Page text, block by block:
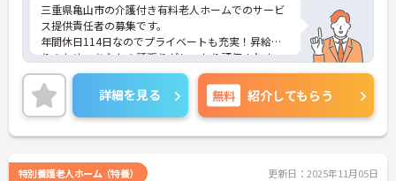
三重県亀山市の介護付き有料老人ホームでのサービ
ス提供責任者の募集です。
年間休日114日なのでプライベートも充実！昇給あ
りのため、あなたの頑張りがしっかり評価されま
す。
ご興味のある方は、面接のポイントをお伝えします
のでお気軽にお問い合せください。
詳細を見る 無料 紹介してもらう
特別養護老人ホーム（特養） 更新日：2025年11月05日